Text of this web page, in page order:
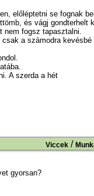
előléptetni se fognak
és vágj gondterhelt
nem fogsz tapasztalni.
a számodra kevésbé
A szerda a hét
Viccek/
gyorsan?